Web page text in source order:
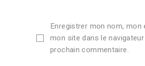
Enregistrer mon nom, mon
mon site dans le
prochain commentaire.